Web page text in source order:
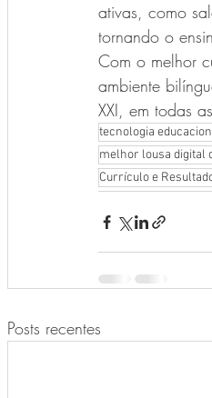
ativas, como
tornando o
Com o melhor
ambiente
XXI, em todas
tecnologia
melhor lousa digital
Currículo e
Posts recentes